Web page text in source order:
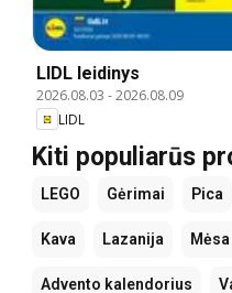
LIDL leidinys
2026.08.03 -2026.08.09
LIDL
Kiti populiarūs
LEGO Gėrimai Pica
Kava Lazanija Mėsa
Advento kalendorius